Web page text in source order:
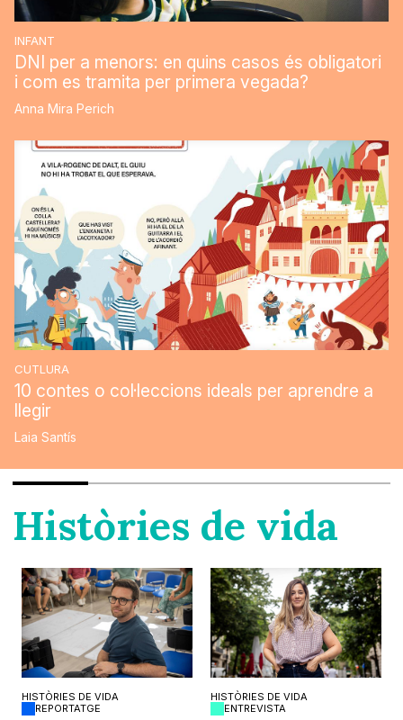
INFANT
DNI per a menors: en quins casos és obligatori
i com es tramita per primera vegada?
Anna Mira Perich
CUTLURA
10 contes o col·leccions ideals per aprendre a
llegir
Laia Santís
Històries de vida
HISTÒRIES DE VIDA
REPORTATGE
HISTÒRIES DE VIDA
ENTREVISTA